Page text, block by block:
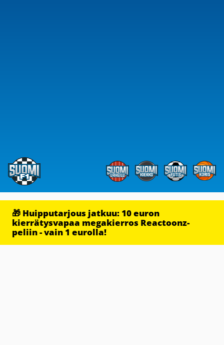
🎁 Huipputarjous jatkuu: 10 euron
kierrätysvapaa megakierros Reactoonz-
peliin - vain 1 eurolla!